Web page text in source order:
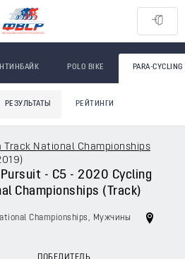
POLO BIKE PARA-CYCLING
РЕЗУЛЬТАТЫ РЕЙТИНГИ
National Championships
)
- C5 - 2020 Cycling
Championships (Track)
Championships , Мужчины